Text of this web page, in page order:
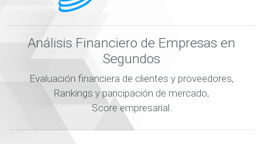
Análisis Financiero de Empresas en
Segundos
Evaluación financiera de clientes y proveedores,
Rankings y paricipación de mercado,
Score empresarial.